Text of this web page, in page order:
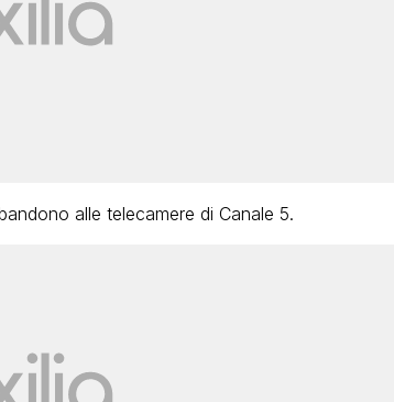
alle telecamere di Canale 5.